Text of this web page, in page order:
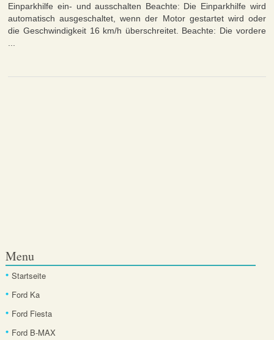
Einparkhilfe ein- und ausschalten Beachte: Die Einparkhilfe wird
automatisch ausgeschaltet, wenn der Motor gestartet wird oder
die Geschwindigkeit 16 km/h überschreitet. Beachte: Die vordere
...
Menu
Startseite
Ford Ka
Ford Fiesta
Ford B-MAX